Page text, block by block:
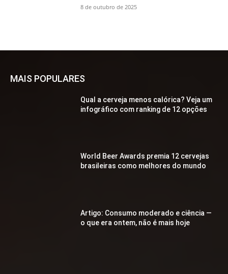
8 de outubro de 2025
MAIS POPULARES
Qual a cerveja menos calórica? Veja um
infográfico com ranking de 12 opções
World Beer Awards premia 12 cervejas
brasileiras como melhores do mundo
Artigo: Consumo moderado e ciência —
o que era ontem, não é mais hoje